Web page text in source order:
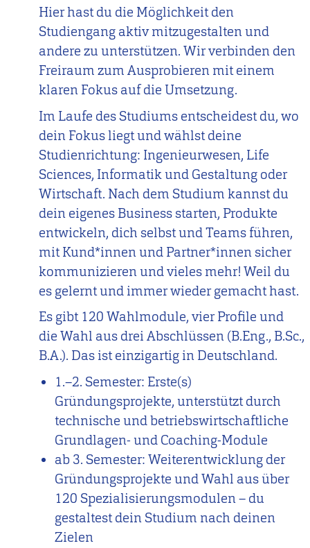
Hier hast du die Möglichkeit den
Studiengang aktiv mitzugestalten und
andere zu unterstützen. Wir verbinden den
Freiraum zum Ausprobieren mit einem
klaren Fokus auf die Umsetzung.
Im Laufe des Studiums entscheidest du, wo
dein Fokus liegt und wählst deine
Studienrichtung: Ingenieurwesen, Life
Sciences, Informatik und Gestaltung oder
Wirtschaft. Nach dem Studium kannst du
dein eigenes Business starten, Produkte
entwickeln, dich selbst und Teams führen,
mit Kund*innen und Partner*innen sicher
kommunizieren und vieles mehr! Weil du
es gelernt und immer wieder gemacht hast.
Es gibt 120 Wahlmodule, vier Profile und
die Wahl aus drei Abschlüssen (B.Eng., B.Sc.,
B.A.). Das ist einzigartig in Deutschland.
1.–2. Semester: Erste(s)
Gründungsprojekte, unterstützt durch
technische und betriebswirtschaftliche
Grundlagen- und Coaching-Module
ab 3. Semester: Weiterentwicklung der
Gründungsprojekte und Wahl aus über
120 Spezialisierungsmodulen – du
gestaltest dein Studium nach deinen
Zielen